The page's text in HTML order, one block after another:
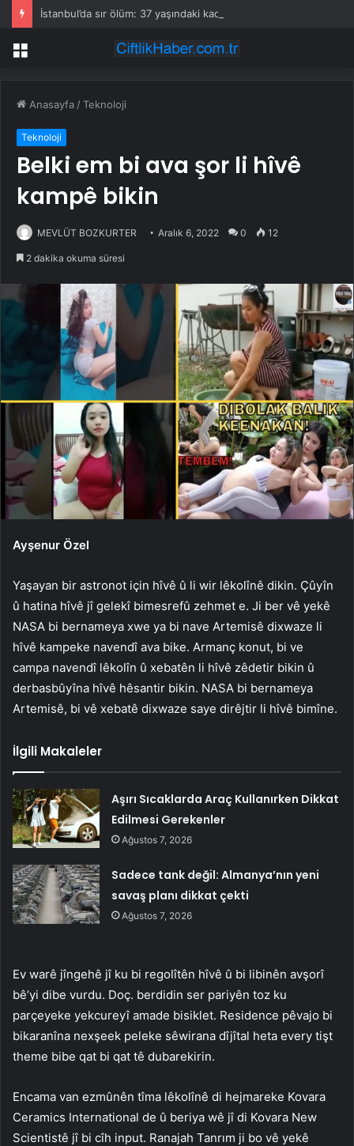
Menü
Anasayfa /Teknoloji
Teknoloji
Belki em bi ava şor li hîvê
kampê bikin
MEVLÜT BOZKURTER Aralık 6, 2022 0 12
2 dakika okuma süresi
Ayşenur Özel
Yaşayan bir astronot için hîvê û li wir lêkolînê dikin. Çûyîn
û hatina hîvê jî gelekî bimesrefû zehmet e. Ji ber vê yekê
NASA bi bernameya xwe ya bi nave Artemisê dixwaze li
hîvê kampeke navendî ava bike. Armanç konut, bi ve
campa navendî lêkolîn û xebatên li hîvê zêdetir bikin û
derbasbûyîna hîvê hêsantir bikin. NASA bi bernameya
Artemisê, bi vê xebatê dixwaze saye dirêjtir li hîvê bimîne.
İlgili Makaleler
Aşırı Sıcaklarda Araç Kullanırken Dikkat
Edilmesi Gerekenler
Ağustos 7, 2026
Sadece tank değil: Almanya’nın yeni
savaş planı dikkat çekti
Ağustos 7, 2026
Ev warê jîngehê jî ku bi regolîtên hîvê û bi libinên avşorî
bê’yi dibe vurdu. Doç. berdidin ser pariyên toz ku
parçeyeke yekcureyî amade bisiklet. Residence pêvajo bi
bikaranîna nexşeek peleke sêwirana dîjîtal heta every tişt
theme bibe qat bi qat tê dubarekirin.
Encama van ezmûnên tîma lêkolînê di hejmareke Kovara
Ceramics International de û beriya wê jî di Kovara New
Scientistê jî bi cîh input. Ranajah Tanrım ji bo vê yekê